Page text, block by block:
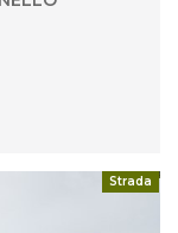
Strada